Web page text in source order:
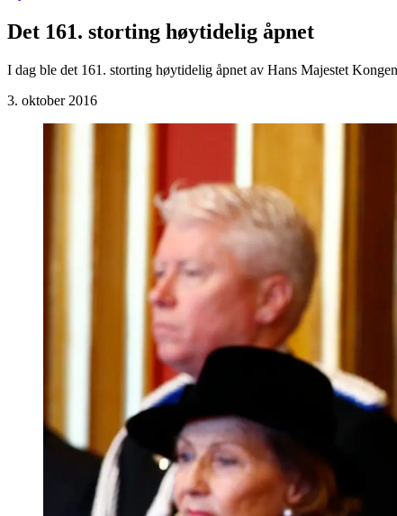
Det 161. storting høytidelig åpnet
I dag ble det 161. storting høytidelig åpnet av Hans Majestet
3. oktober 2016